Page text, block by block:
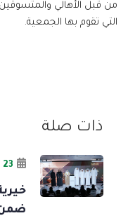
من قبل الأهالي
التي تقوم بها الجمعية.
ذات صلة
23 July 2026
ضمن